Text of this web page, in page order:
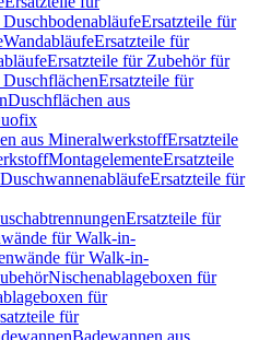
Ersatzteile für
WandabläufeErsatzteile für
Ersatzteile für Zubehör für
Ersatzteile für
Duschflächen aus
aus MineralwerkstoffErsatzteile
MontagelementeErsatzteile
Ersatzteile für
Ersatzteile für
für Walk-in-
für Walk-in-
Nischenablageboxen für
für
für
Badewannen aus